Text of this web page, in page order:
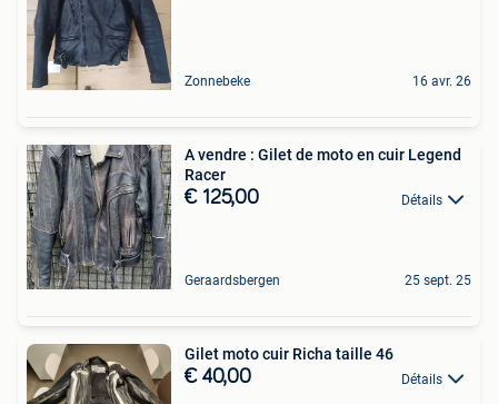
Zonnebeke 16 avr. 26
A vendre : Gilet de moto en cuir Legend
Racer
€ 125,00 Détails
Geraardsbergen 25 sept. 25
Gilet moto cuir Richa taille 46
€ 40,00 Détails